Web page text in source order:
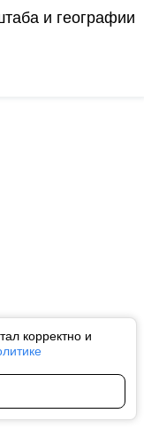
корректно и
и географии